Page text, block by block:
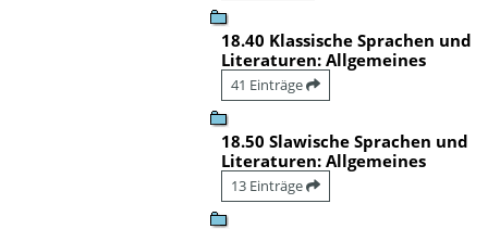
18.40 Klassische Sprachen und
Literaturen: Allgemeines
41 Einträge
18.50 Slawische Sprachen und
Literaturen: Allgemeines
13 Einträge